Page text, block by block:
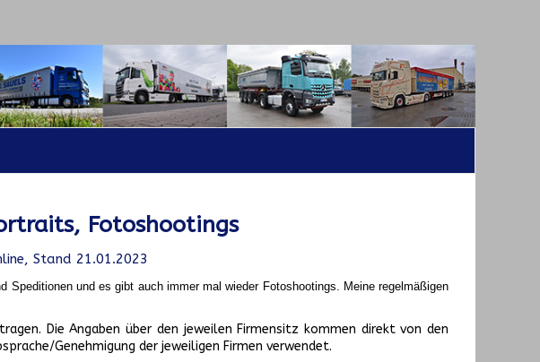
Fotoshootings
Stand 21.01.2023
Speditionen und es gibt auch immer mal wieder Fotoshootings. Meine regelmäßigen
Die Angaben über den jeweilen Firmensitz kommen direkt von den
Genehmigung der jeweiligen Firmen verwendet.